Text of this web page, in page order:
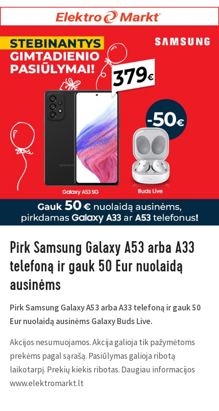
Pirk Samsung Galaxy A53 arba A33
telefoną ir gauk 50 Eur nuolaidą
ausinėms
Pirk Samsung Galaxy A53 arba A33 telefoną ir gauk 50
Eur nuolaidą ausinėms Galaxy Buds Live.
Akcijos nesumuojamos. Akcija galioja tik pažymėtoms
prekėms pagal sąrašą. Pasiūlymas galioja ribotą
laikotarpį. Prekių kiekis ribotas. Daugiau informacijos
www.elektromarkt.lt